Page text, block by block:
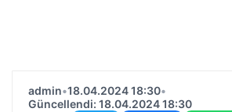
admin•18.04.2024 18:30•
Güncellendi: 18.04.2024 18:30